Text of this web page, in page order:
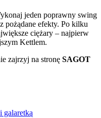
jeden poprawny swing
pożądane efekty. Po kilku
ciężary – najpierw
Kettlem.
zajrzyj na stronę SAGOT
galaretką